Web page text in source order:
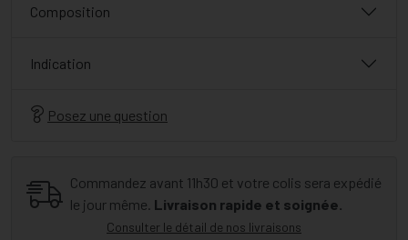
Composition
Indication
Posez une question
Commandez avant 11h30 et votre colis sera expédié
le jour même. Livraison rapide et soignée.
Consulter le détail de nos livraisons